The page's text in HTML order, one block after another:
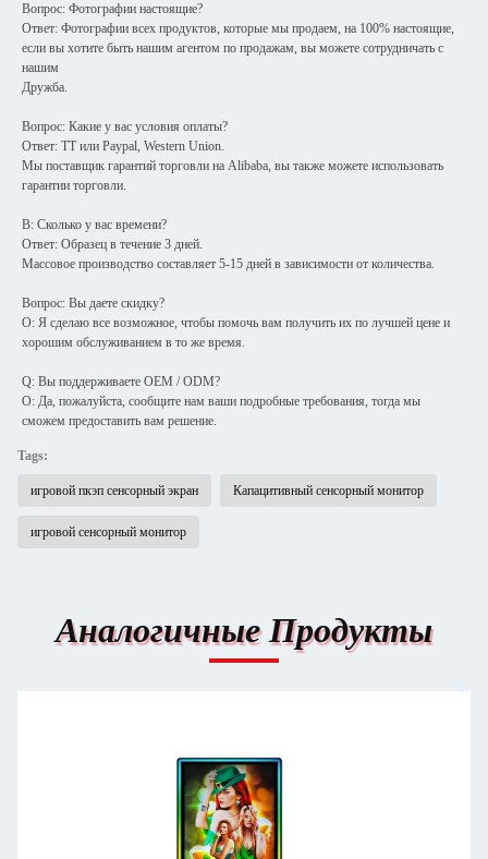
Вопрос: Фотографии настоящие?
Ответ: Фотографии всех продуктов, которые мы продаем, на 100% настоящие,
если вы хотите быть нашим агентом по продажам, вы можете сотрудничать с
нашим
Дружба.
Вопрос: Какие у вас условия оплаты?
Ответ: TT или Paypal, Western Union.
Мы поставщик гарантий торговли на Alibaba, вы также можете использовать
гарантии торговли.
В: Сколько у вас времени?
Ответ: Образец в течение 3 дней.
Массовое производство составляет 5-15 дней в зависимости от количества.
Вопрос: Вы даете скидку?
О: Я сделаю все возможное, чтобы помочь вам получить их по лучшей цене и
хорошим обслуживанием в то же время.
Q: Вы поддерживаете OEM / ODM?
О: Да, пожалуйста, сообщите нам ваши подробные требования, тогда мы
сможем предоставить вам решение.
Tags:
игровой пкэп сенсорный экран Капацитивный сенсорный монитор
игровой сенсорный монитор
Аналогичные Продукты